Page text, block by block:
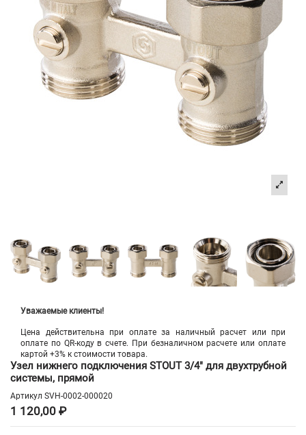
Уважаемые клиенты!
Цена действительна при оплате за наличный расчет или при
оплате по QR-коду в счете. При безналичном расчете или оплате
картой +3% к стоимости товара.
Узел нижнего подключения STOUT 3/4" для двухтрубной
системы, прямой
Артикул SVH-0002-000020
1 120,00 ₽